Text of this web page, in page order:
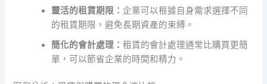
靈活的租賃期限：企業可以根據自身需求選擇不同
的租賃期限，避免長期資產的束縛。
簡化的會計處理：租賃的會計處理通常比購買更簡
單，可以節省企業的時間和精力。